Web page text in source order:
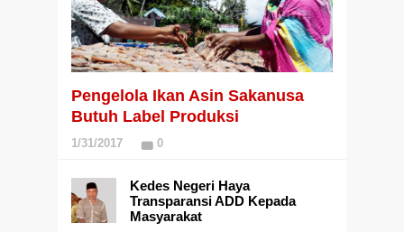
Pengelola Ikan Asin Sakanusa
Butuh Label Produksi
1/31/2017 0
Kedes Negeri Haya
Transparansi ADD Kepada
Masyarakat